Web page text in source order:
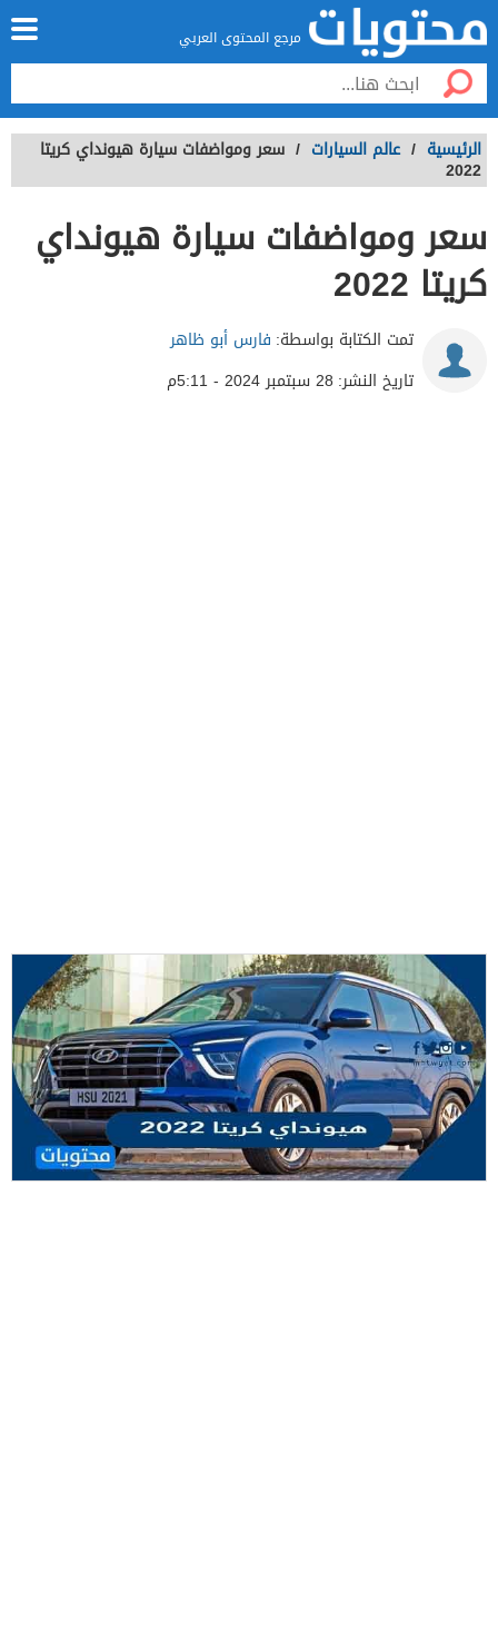
مرجع المحتوى العربي
الرئيسية / عالم السيارات / سعر ومواضفات سيارة هيونداي كريتا
2022
سعر ومواضفات سيارة هيونداي
كريتا 2022
تمت الكتابة بواسطة: فارس أبو ظاهر
تاريخ النشر: 28 سبتمبر 2024 - 5:11م